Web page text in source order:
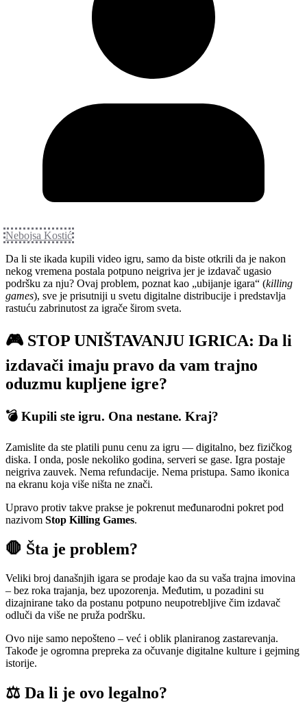
Nebojsa Kostić
Da li ste ikada kupili video igru, samo da biste otkrili da je nakon
nekog vremena postala potpuno neigriva jer je izdavač ugasio
podršku za nju? Ovaj problem, poznat kao „ubijanje igara“ (killing
games), sve je prisutniji u svetu digitalne distribucije i predstavlja
rastuću zabrinutost za igrače širom sveta.
🎮 STOP UNIŠTAVANJU IGRICA: Da li
izdavači imaju pravo da vam trajno
oduzmu kupljene igre?
💣 Kupili ste igru. Ona nestane. Kraj?
Zamislite da ste platili punu cenu za igru — digitalno, bez fizičkog
diska. I onda, posle nekoliko godina, serveri se gase. Igra postaje
neigriva zauvek. Nema refundacije. Nema pristupa. Samo ikonica
na ekranu koja više ništa ne znači.
Upravo protiv takve prakse je pokrenut međunarodni pokret pod
nazivom Stop Killing Games.
🛑 Šta je problem?
Veliki broj današnjih igara se prodaje kao da su vaša trajna imovina
– bez roka trajanja, bez upozorenja. Međutim, u pozadini su
dizajnirane tako da postanu potpuno neupotrebljive čim izdavač
odluči da više ne pruža podršku.
Ovo nije samo nepošteno – već i oblik planiranog zastarevanja.
Takođe je ogromna prepreka za očuvanje digitalne kulture i gejming
istorije.
⚖️ Da li je ovo legalno?